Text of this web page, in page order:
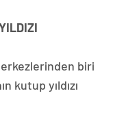
biri
kutup yıldızı